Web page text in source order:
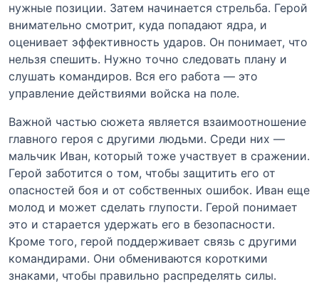
нужные позиции. Затем начинается стрельба. Герой
внимательно смотрит, куда попадают ядра, и
оценивает эффективность ударов. Он понимает, что
нельзя спешить. Нужно точно следовать плану и
слушать командиров. Вся его работа — это
управление действиями войска на поле.
Важной частью сюжета является взаимоотношение
главного героя с другими людьми. Среди них —
мальчик Иван, который тоже участвует в сражении.
Герой заботится о том, чтобы защитить его от
опасностей боя и от собственных ошибок. Иван еще
молод и может сделать глупости. Герой понимает
это и старается удержать его в безопасности.
Кроме того, герой поддерживает связь с другими
командирами. Они обмениваются короткими
знаками, чтобы правильно распределять силы.